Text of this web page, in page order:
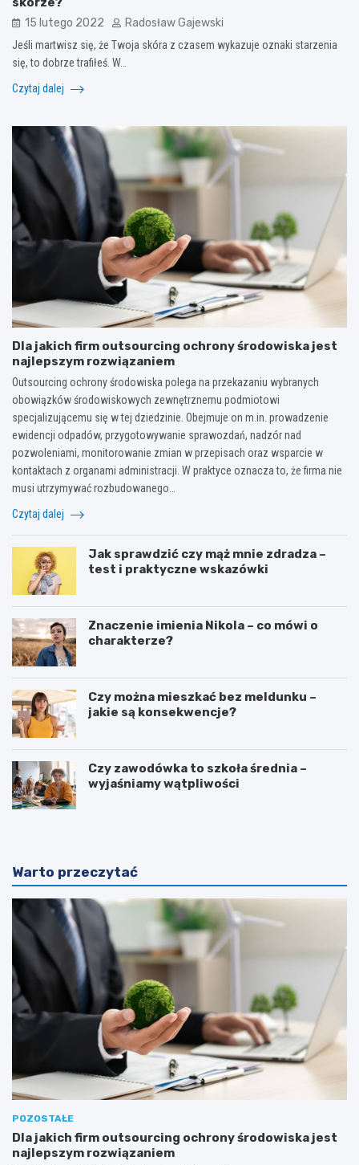
15 lutego 2022 Radosław Gajewski
Jeśli martwisz się, że Twoja skóra z czasem wykazuje oznaki starzenia
się, to dobrze trafiłeś. W…
Czytaj dalej
Dla jakich firm outsourcing ochrony środowiska jest
najlepszym rozwiązaniem
Outsourcing ochrony środowiska polega na przekazaniu wybranych
obowiązków środowiskowych zewnętrznemu podmiotowi
specjalizującemu się w tej dziedzinie. Obejmuje on m.in. prowadzenie
ewidencji odpadów, przygotowywanie sprawozdań, nadzór nad
pozwoleniami, monitorowanie zmian w przepisach oraz wsparcie w
kontaktach z organami administracji. W praktyce oznacza to, że firma nie
musi utrzymywać rozbudowanego…
Czytaj dalej
Jak sprawdzić czy mąż mnie zdradza –
test i praktyczne wskazówki
Znaczenie imienia Nikola – co mówi o
charakterze?
Czy można mieszkać bez meldunku –
jakie są konsekwencje?
Czy zawodówka to szkoła średnia –
wyjaśniamy wątpliwości
Warto przeczytać
POZOSTAŁE
Dla jakich firm outsourcing ochrony środowiska jest
najlepszym rozwiązaniem